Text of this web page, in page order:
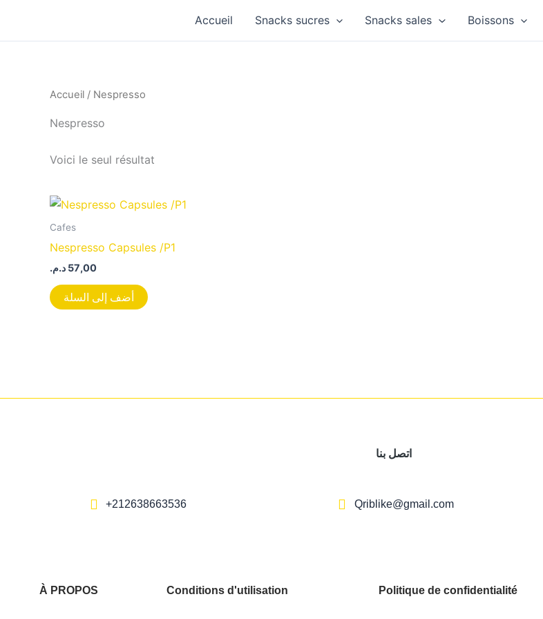
contenu
Accueil Snacks sucres Snacks sales Boissons
Accueil / Nespresso
Nespresso
Voici le seul résultat
Cafes
Nespresso Capsules /P1
57,00 د.م.
أضف إلى السلة
اتصل بنا
+212638663536 Qriblike@gmail.com
À PROPOS Conditions d'utilisation Politique de confidentialité